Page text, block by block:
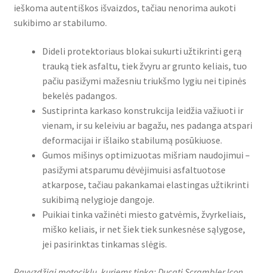
ieškoma autentiškos išvaizdos, tačiau nenorima aukoti
sukibimo ar stabilumo.
Dideli protektoriaus blokai sukurti užtikrinti gerą
trauką tiek asfaltu, tiek žvyru ar grunto keliais, tuo
pačiu pasižymi mažesniu triukšmo lygiu nei tipinės
bekelės padangos.
Sustiprinta karkaso konstrukcija leidžia važiuoti ir
vienam, ir su keleiviu ar bagažu, nes padanga atspari
deformacijai ir išlaiko stabilumą posūkiuose.
Gumos mišinys optimizuotas mišriam naudojimui –
pasižymi atsparumu dėvėjimuisi asfaltuotose
atkarpose, tačiau pakankamai elastingas užtikrinti
sukibimą nelygioje dangoje.
Puikiai tinka važinėti miesto gatvėmis, žvyrkeliais,
miško keliais, ir net šiek tiek sunkesnėse sąlygose,
jei pasirinktas tinkamas slėgis.